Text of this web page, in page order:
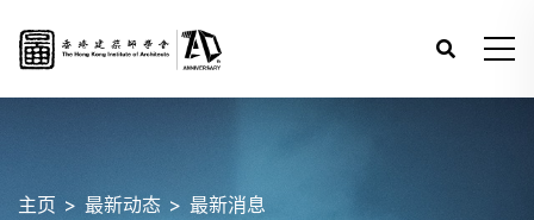
主页 最新动态 最新消息